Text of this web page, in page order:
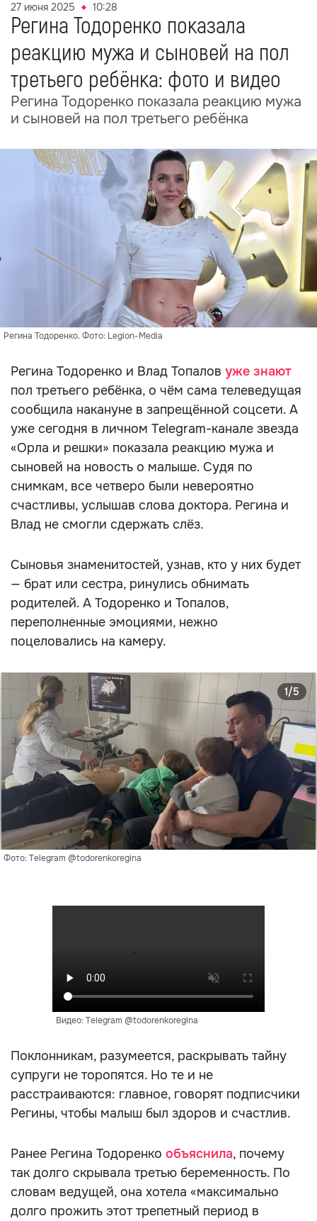
27 июня 2025 10:28
Регина Тодоренко показала
реакцию мужа и сыновей на пол
третьего ребёнка: фото и видео
Регина Тодоренко показала реакцию мужа
и сыновей на пол третьего ребёнка
Регина Тодоренко. Фото: Legion-Media
Регина Тодоренко и Влад Топалов уже знают
пол третьего ребёнка, о чём сама телеведущая
сообщила накануне в запрещённой соцсети. А
уже сегодня в личном Telegram-канале звезда
«Орла и решки» показала реакцию мужа и
сыновей на новость о малыше. Судя по
снимкам, все четверо были невероятно
счастливы, услышав слова доктора. Регина и
Влад не смогли сдержать слёз.
Сыновья знаменитостей, узнав, кто у них будет
— брат или сестра, ринулись обнимать
родителей. А Тодоренко и Топалов,
переполненные эмоциями, нежно
поцеловались на камеру.
Фото: Telegram @todorenkoregina
1/5
Видео: Telegram @todorenkoregina
Поклонникам, разумеется, раскрывать тайну
супруги не торопятся. Но те и не
расстраиваются: главное, говорят подписчики
Регины, чтобы малыш был здоров и счастлив.
Ранее Регина Тодоренко объяснила, почему
так долго скрывала третью беременность. По
словам ведущей, она хотела «максимально
долго прожить этот трепетный период в